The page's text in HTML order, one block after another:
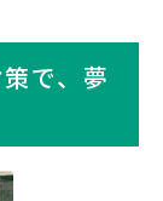
で、夢